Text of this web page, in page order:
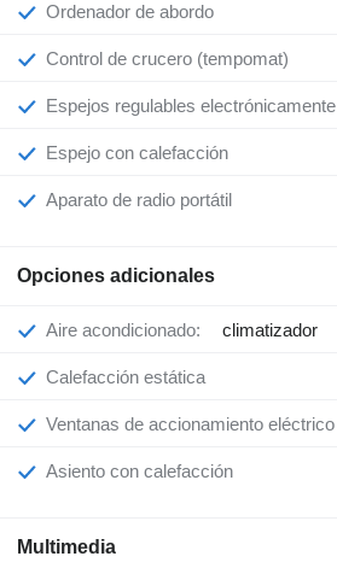
Ordenador de abordo
Control de crucero (tempomat)
Espejos regulables electrónicamente
Espejo con calefacción
Aparato de radio portátil
Opciones adicionales
Aire acondicionado: climatizador
Calefacción estática
Ventanas de accionamiento eléctrico
Asiento con calefacción
Multimedia